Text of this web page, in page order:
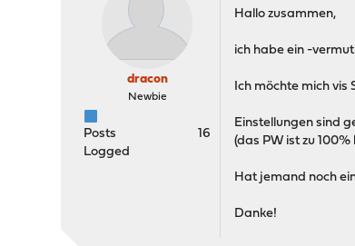
dracon
Newbie
Posts
16
Logged
Hallo zusammen,
ich habe ein -
Ich möchte mich vis
Einstellungen sind
(das PW ist zu
Hat jemand noch
Danke!